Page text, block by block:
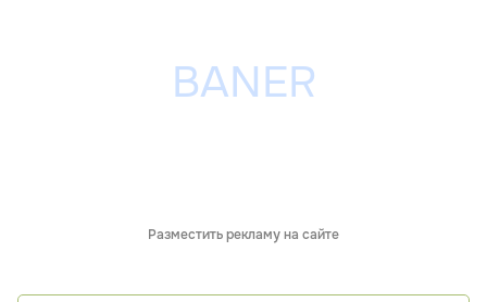
Разместить рекламу на сайте